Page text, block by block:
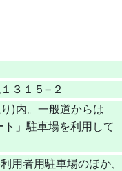
３１５−２
)内。一般道からは
ト」駐車場を利用して
用者用駐車場のほか、